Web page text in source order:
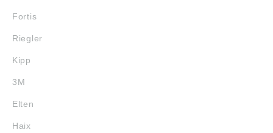
Fortis
Riegler
Kipp
3M
Elten
Haix